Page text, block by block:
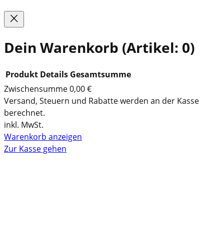
Dein Warenkorb (Artikel: 0)
P
r
o
d
Produkt Details Gesamtsumme
Zwischensumme0,00 €
Versand, Steuern und Rabatte werden an der Kasse
berechnet.
inkl. MwSt.
Warenkorb anzeigen
Zur Kasse gehen